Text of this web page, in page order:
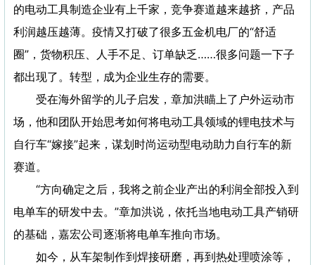
的电动工具制造企业有上千家，竞争赛道越来越挤，产品
利润越压越薄。疫情又打破了很多五金机电厂的“舒适
圈”，货物积压、人手不足、订单缺乏……很多问题一下子
都出现了。转型，成为企业生存的需要。
受在海外留学的儿子启发，章加洪瞄上了户外运动市
场，他和团队开始思考如何将电动工具领域的锂电技术与
自行车“嫁接”起来，谋划时尚运动型电动助力自行车的新
赛道。
“方向确定之后，我将之前企业产出的利润全部投入到
电单车的研发中去。”章加洪说，依托当地电动工具产销研
的基础，嘉宏公司逐渐将电单车推向市场。
如今，从车架制作到焊接研磨，再到热处理喷涂等，